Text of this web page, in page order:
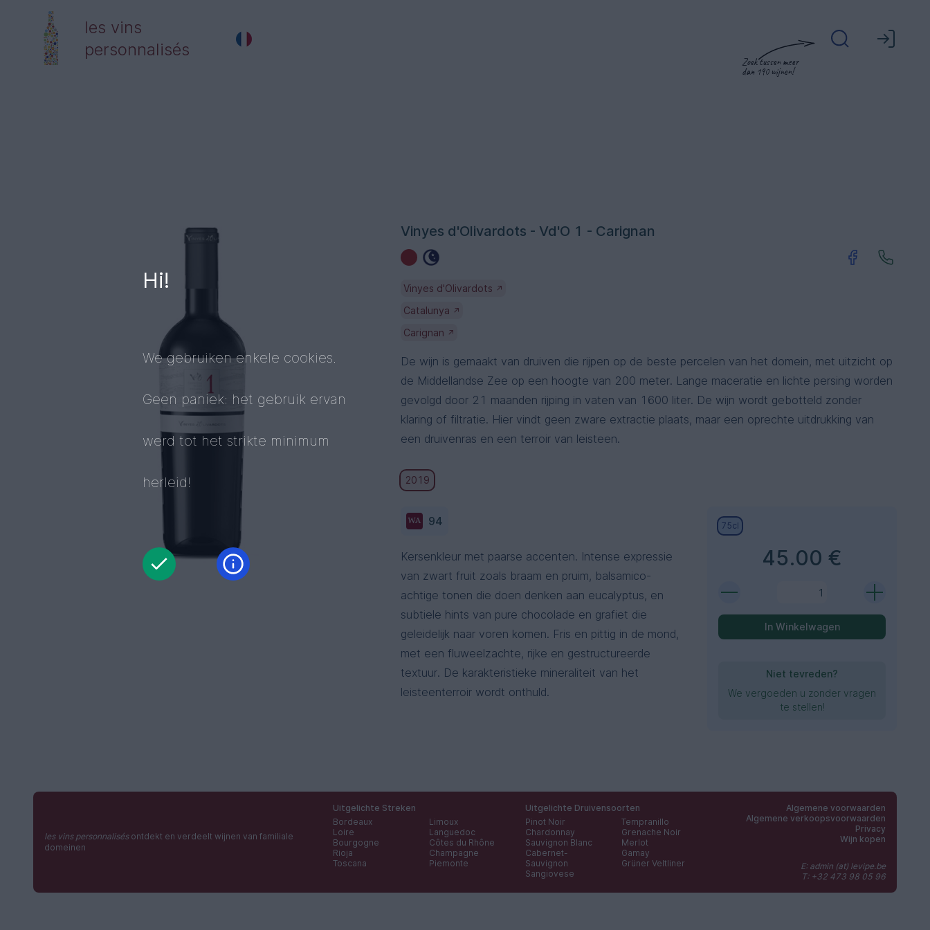
les vins
personnalisés
Zoek tussen meer
dan 190 wijnen!
Vinyes d'Olivardots - Vd'O 1 - Carignan
Vinyes d'Olivardots ↗
Catalunya ↗
Carignan ↗
De wijn is gemaakt van druiven die rijpen op de beste percelen van het domein, met uitzicht op
de Middellandse Zee op een hoogte van 200 meter. Lange maceratie en lichte persing worden
gevolgd door 21 maanden rijping in vaten van 1600 liter. De wijn wordt gebotteld zonder
klaring of filtratie. Hier vindt geen zware extractie plaats, maar een oprechte uitdrukking van
een druivenras en een terroir van leisteen.
2019
94
Kersenkleur met paarse accenten. Intense expressie
van zwart fruit zoals braam en pruim, balsamico-
achtige tonen die doen denken aan eucalyptus, en
subtiele hints van pure chocolade en grafiet die
geleidelijk naar voren komen. Fris en pittig in de mond,
met een fluweelzachte, rijke en gestructureerde
textuur. De karakteristieke mineraliteit van het
leisteenterroir wordt onthuld.
75cl
45.00 €
In Winkelwagen
Niet tevreden?
We vergoeden u zonder vragen
te stellen!
les vins personnalisésontdekt en verdeelt wijnen van familiale
domeinen
Uitgelichte Streken
Bordeaux
Loire
Bourgogne
Rioja
Toscana
Limoux
Languedoc
Côtes du Rhône
Champagne
Piemonte
Uitgelichte Druivensoorten
Pinot Noir
Chardonnay
Sauvignon Blanc
Cabernet-
Sauvignon
Sangiovese
Tempranillo
Grenache Noir
Merlot
Gamay
Grüner Veltliner
Algemene voorwaarden
Algemene verkoopsvoorwaarden
Privacy
Wijn kopen
E: admin (at) levipe.be
T: +32 473 98 05 96
Hi!
We gebruiken enkele cookies.
Geen paniek: het gebruik ervan
werd tot het strikte minimum
herleid!